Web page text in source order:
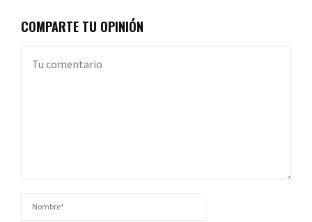
COMPARTE TU OPINIÓN